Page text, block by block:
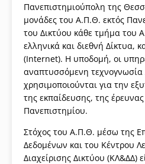
Πανεπιστημιούπολη της
μονάδες του Α.Π.Θ. εκτός
του Δικτύου κάθε τμήμα του
ελληνικά και διεθνή Δίκτυα,
(Internet). Η υποδομή, οι
αναπτυσσόμενη τεχνογνωσία
χρησιμοποιούνται για την
της εκπαίδευσης, της
Πανεπιστημίου.
Στόχος του Α.Π.Θ. μέσω της
Δεδομένων και του Κέντρου
Διαχείρισης Δικτύου (ΚΛ&ΔΔ)